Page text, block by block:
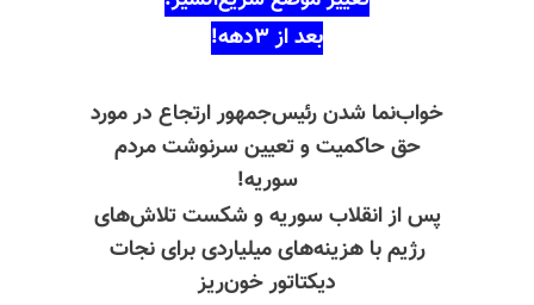
بعد از ۳دهه!
خواب‌نما شدن رئیس‌جمهور ارتجاع در مورد
حق حاکمیت و تعیین سرنوشت مردم
سوریه!
پس از انقلاب سوریه و شکست تلاش‌های
رژیم با هزینه‌های میلیاردی برای نجات
دیکتاتور خون‌ریز